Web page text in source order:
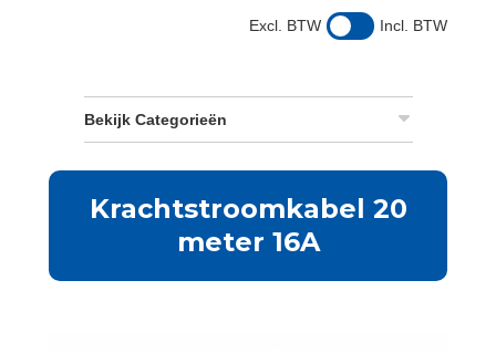
Excl. BTW Incl. BTW
Bekijk Categorieën
Krachtstroomkabel 20
meter 16A